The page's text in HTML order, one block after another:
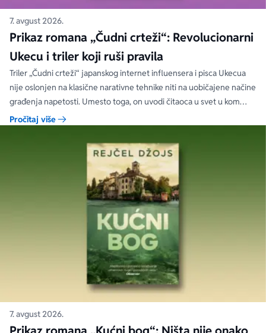
7. avgust 2026.
Prikaz romana „Čudni crteži“: Revolucionarni
Ukecu i triler koji ruši pravila
Triler „Čudni crteži“ japanskog internet influensera i pisca Ukecua
nije oslonjen na klasične narativne tehnike niti na uobičajene načine
građenja napetosti. Umesto toga, on uvodi čitaoca u svet u kom
priložene ilustracije govore više od reči, a ono što je nacrtano često
Pročitaj više
7. avgust 2026.